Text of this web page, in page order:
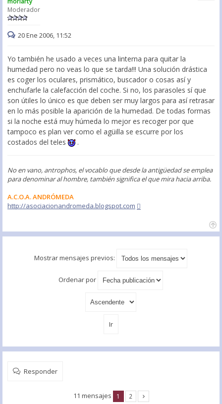
Moderador
20 Ene 2006, 11:52
Yo también he usado a veces una linterna para quitar la
humedad pero no veas lo que se tarda!!! Una solución drástica
es coger los oculares, prismático, buscador o cosas así y
enchufarle la calefacción del coche. Si no, los parasoles sí que
son útiles lo único es que deben ser muy largos para así retrasar
en lo más posible la aparición de la humedad. De todas formas
si la noche está muy húmeda lo mejor es recoger por que
tampoco es plan ver como el agüilla se escurre por los
costados del teles
.
No en vano, antrophos, el vocablo que desde la antigüedad se emplea
para denominar al hombre, también significa el que mira hacia arriba.
A.C.O.A. ANDRÓMEDA
http://asociacionandromeda.blogspot.com
Mostrar mensajes previos:
Ordenar por
Responder
11 mensajes 1 2